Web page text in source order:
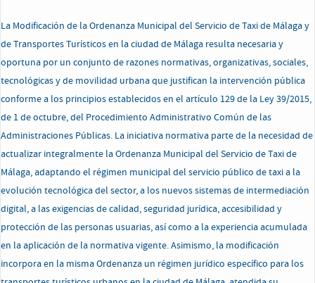
La Modificación de la Ordenanza Municipal del Servicio de Taxi de Málaga y
de Transportes Turísticos en la ciudad de Málaga resulta necesaria y
oportuna por un conjunto de razones normativas, organizativas, sociales,
tecnológicas y de movilidad urbana que justifican la intervención pública
conforme a los principios establecidos en el artículo 129 de la Ley 39/2015,
de 1 de octubre, del Procedimiento Administrativo Común de las
Administraciones Públicas. La iniciativa normativa parte de la necesidad de
actualizar integralmente la Ordenanza Municipal del Servicio de Taxi de
Málaga, adaptando el régimen municipal del servicio público de taxi a la
evolución tecnológica del sector, a los nuevos sistemas de intermediación
digital, a las exigencias de calidad, seguridad jurídica, accesibilidad y
protección de las personas usuarias, así como a la experiencia acumulada
en la aplicación de la normativa vigente. Asimismo, la modificación
incorpora en la misma Ordenanza un régimen jurídico específico para los